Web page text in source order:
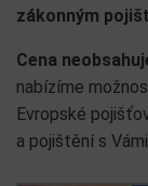
zákonným
Cena
nabízíme
Evropské
a pojištění s